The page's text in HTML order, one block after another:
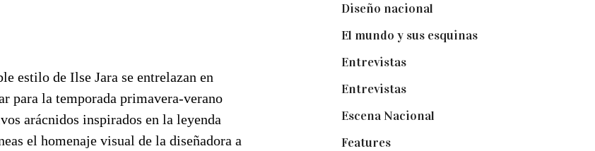
estilo de Ilse Jara se entrelazan en
para la temporada primavera-verano
arácnidos inspirados en la leyenda
el homenaje visual de la diseñadora a
Diseño nacional
El mundo y sus esquinas(25)
Entrevistas(36)
Entrevistas(14)
Escena Nacional
Features(29)